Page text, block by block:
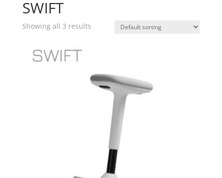
SWIFT
Showing all 3 results